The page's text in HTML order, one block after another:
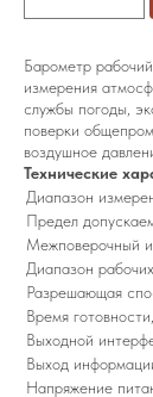
Барометр
измерения
службы погоды,
поверки
воздушное
Технические
Диапазон
Предел
Межповерочный
Диапазон
Разрешающая
Время
Выходной
Выход
Напряжение